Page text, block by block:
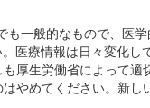
一般的なもので、医
医療情報は日々変化
厚生労働省によって
やめてください。新